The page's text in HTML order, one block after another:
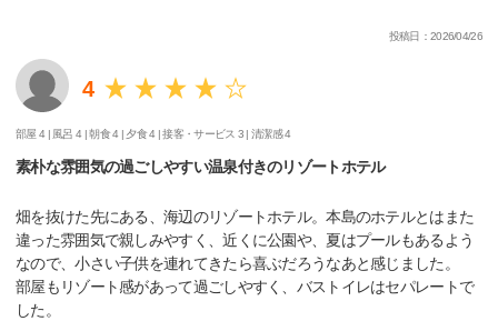
投稿日：2026/04/26
4
部屋 4 | 風呂 4 |朝食 4 | 夕食 4 |接客・サービス 3 |清潔感 4
素朴な雰囲気の過ごしやすい温泉付きのリゾートホテル
畑を抜けた先にある、海辺のリゾートホテル。本島のホテルとはまた
違った雰囲気で親しみやすく、近くに公園や、夏はプールもあるよう
なので、小さい子供を連れてきたら喜ぶだろうなあと感じました。
部屋もリゾート感があって過ごしやすく、バストイレはセパレートで
した。